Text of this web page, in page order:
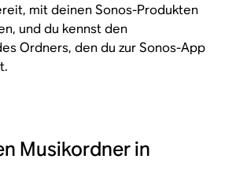
mit deinen Sonos-Produkten
und du kennst den
Ordners, den du zur Sonos-App
Musikordner in